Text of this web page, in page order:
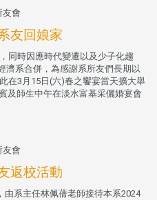
友會
友回娘家
同時因應時代變遷以及少子化趨
濟系合併，為感謝系所友們長期以
在3月15日(六)春之饗宴當天擴大舉
及師生中午在淡水富基采儷婚宴會
友會
返校活動
由系主任林佩蒨老師接待本系2024